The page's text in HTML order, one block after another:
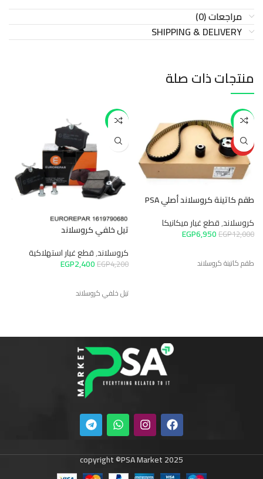
مراجعات (0)
SHIPPING & DELIVERY
منتجات ذات صلة
-42%
HOT
طقم كاتينة كروسلاند أصلي PSA
كروسلاند,قطع غيار ميكانيكا
EGP12,000
EGP6,950
طقم كاتينة كروسلاند
-43%
تيل خلفي كروسلاند
كروسلاند,قطع غيار استهلاكية
EGP4,200
EGP2,400
تيل خلفي كروسلاند
copyright ©PSA Market 2025